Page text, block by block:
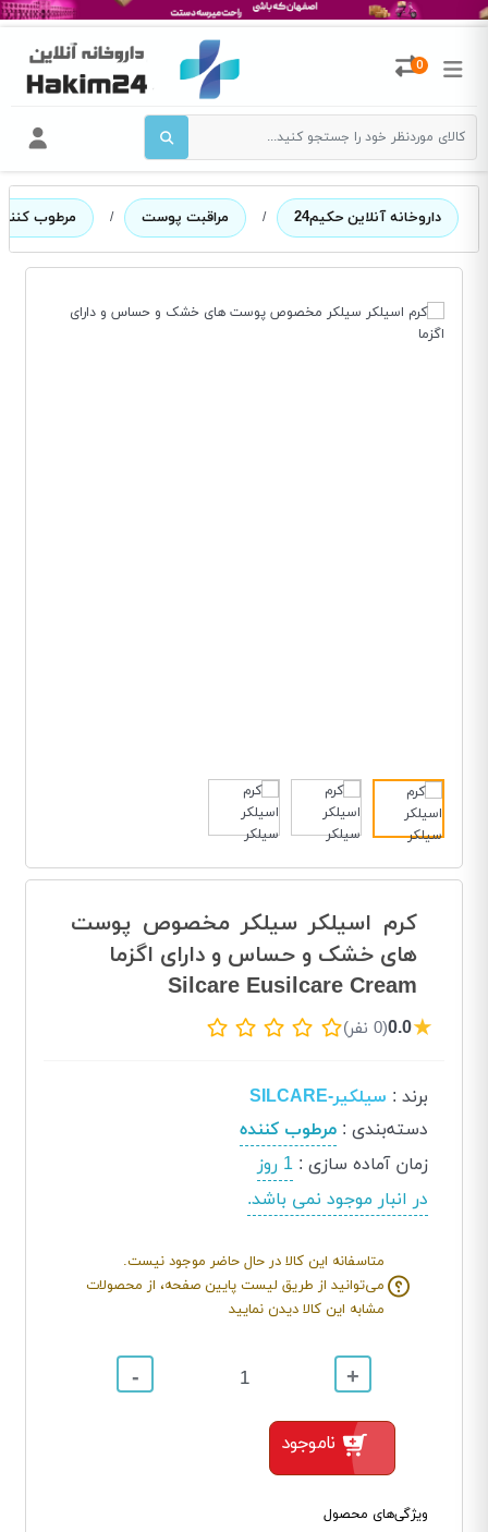
0
داروخانه آنلاین حکیم24 / مراقبت پوست / مرطوب
کرم اسیلکر سیلکر مخصوص پوست
های خشک و حساس و دارای اگزما
Silcare Eusilcare Cream
★
0.0(0 نفر)
برند : سیلکیر-SILCARE
دسته‌بندی :مرطوب کننده
زمان آماده سازی :1 روز
در انبار موجود نمی باشد.
متاسفانه این کالا در حال حاضر موجود نیست.
می‌توانید از طریق لیست پایین صفحه، از محصولات
مشابه این کالا دیدن نمایید
+
-
ناموجود
ویژگی‌های محصول